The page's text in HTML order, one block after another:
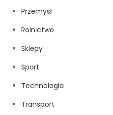
Przemysł
Rolnictwo
Sklepy
Sport
Technologia
Transport